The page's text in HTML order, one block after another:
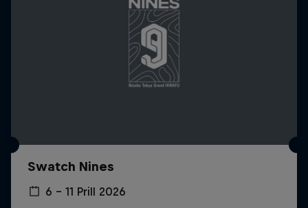
Swatch Nines
6 – 11 Prill 2026